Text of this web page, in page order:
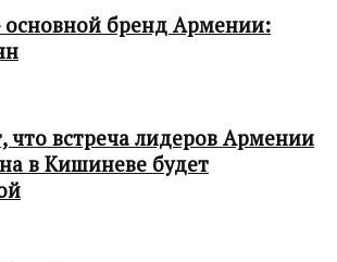
бренд Армении:
встреча лидеров Армении
в Кишиневе будет